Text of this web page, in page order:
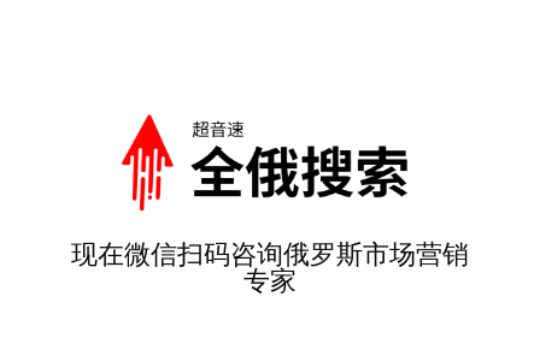
现在微信扫码咨询俄罗斯市场营销
专家